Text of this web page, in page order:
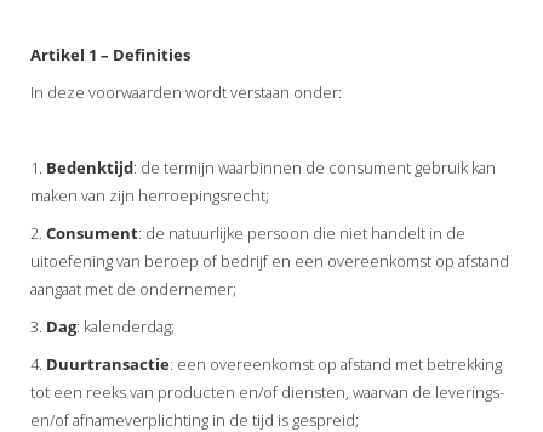
Artikel 1 – Definities
In deze voorwaarden wordt verstaan onder:
1. Bedenktijd: de termijn waarbinnen de consument gebruik kan
maken van zijn herroepingsrecht;
2. Consument: de natuurlijke persoon die niet handelt in de
uitoefening van beroep of bedrijf en een overeenkomst op afstand
aangaat met de ondernemer;
3. Dag: kalenderdag;
4. Duurtransactie: een overeenkomst op afstand met betrekking
tot een reeks van producten en/of diensten, waarvan de leverings-
en/of afnameverplichting in de tijd is gespreid;